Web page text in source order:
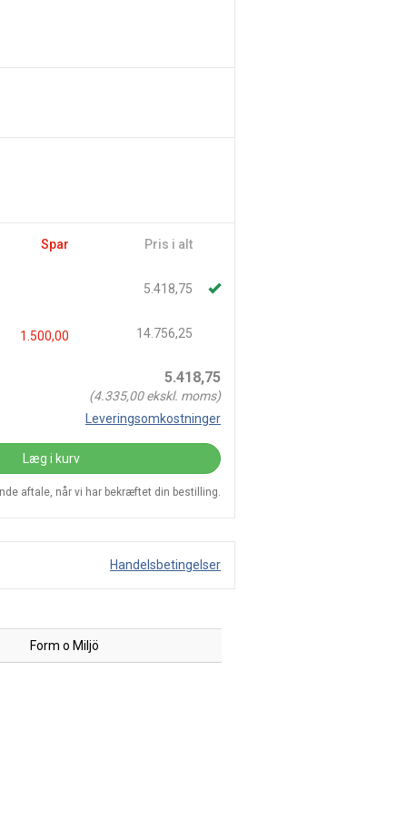
Spar Pris i alt
5.418,75
1.500,00 14.756,25
5.418,75
(4.335,00ekskl. moms)
Leveringsomkostninger
Læg i kurv
aftale, når vi har bekræftet din bestilling.
Handelsbetingelser
Form o Miljö